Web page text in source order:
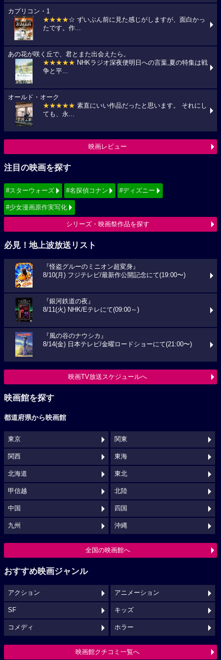
カプリコン・1
★★★★☆ ずいぶん前に見た感じがしますが、面白かっ
たです。作...
あの花が咲く丘で、君とまた出会えたら。
★★★★★ NHKラジオ深夜便明日への言葉,夏の特集は戦
争と平...
オールド・オーク
★★★★★ 素直にいい作品だったと思います。 それにし
ても、永...
映画レビュー
注目の映画を探す
#スターウォーズ #名探偵コナン #ディズニー
#少女漫画原作実写化
シリーズ・映画祭作品を探す
必見！地上波放送リスト
『怪盗グルーのミニオン超変身』
8/10(月) フジテレビ/最新作公開記念にて(19:00〜)
『銀河鉄道の夜』
8/11(火) NHK/Eテレにて(09:00～)
『風の谷のナウシカ』
8/14(金) 日本テレビ/金曜ロードショーにて(21:00〜)
映画TV放送スケジュールへ
映画館を探す
都道府県から映画館
東京 関東
関西 東海
北海道 東北
甲信越 北陸
中国 四国
九州 沖縄
全国の映画館へ
おすすめ映画ジャンル
アクション アニメーション
SF キッズ
コメディ ホラー
映画館クチコミ一覧へ